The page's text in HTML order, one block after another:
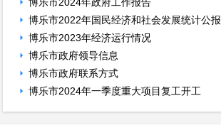
博乐市2022年国民经济和社会发展统计公报
博乐市2023年经济运行情况
博乐市政府领导信息
博乐市政府联系方式
博乐市2024年一季度重大项目复工开工